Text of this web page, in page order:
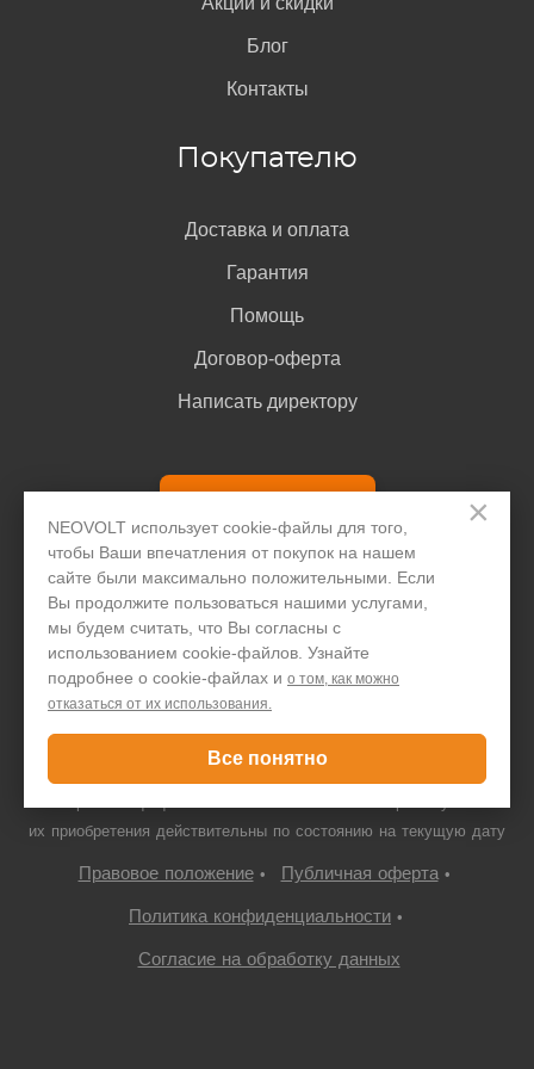
×
NEOVOLT использует cookie-файлы для того,
чтобы Ваши впечатления от покупок на нашем
сайте были максимально положительными. Если
Вы продолжите пользоваться нашими услугами,
мы будем считать, что Вы согласны с
использованием cookie-файлов. Узнайте
подробнее о cookie-файлах и о том, как можно
отказаться от их использования.
Все понятно
Как найти парт-номер на аккумуляторе
верхней части аккумулятора телефона прямо под
логотипом LeEco или LeTV (например, LTF21A).
Блог
Контакты
Покупателю
Доставка и оплата
Гарантия
Помощь
Договор-оферта
Написать директору
+7 495 646 1257
Только для юридических лиц
© ООО "ПДА ПАРТ" 2008-
7719667766/772201001, 109052 г. Москва, Автомобильный проезд,
их приобретения действительны по состоянию на текущую дату
Правовое положение• Публичная оферта•
Политика конфиденциальности •
Согласие на обработку данных